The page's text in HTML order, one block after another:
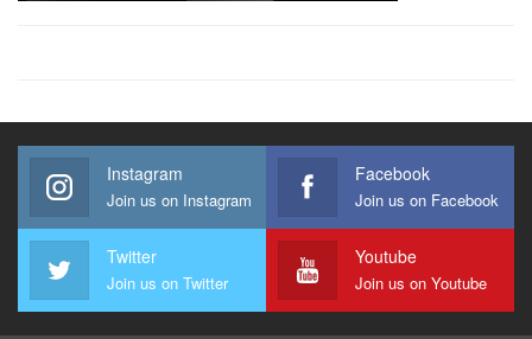
Instagram
Join us on Instagram
Facebook
Join us on Facebook
Twitter
Join us on Twitter
Youtube
Join us on Youtube